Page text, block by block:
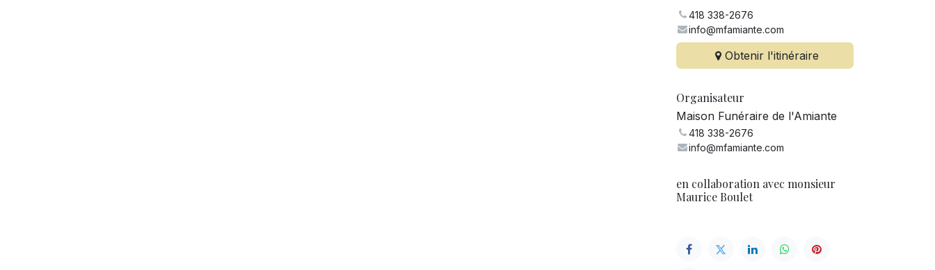
418 338-2676
info@mfamiante.com
Obtenir l'itinéraire
Organisateur
Maison Funéraire de l'Amiante
418 338-2676
info@mfamiante.com
en collaboration avec monsieur
Maurice Boulet